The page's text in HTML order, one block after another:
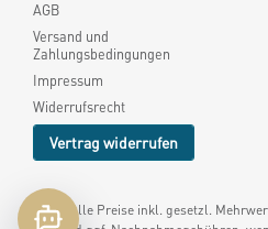
AGB
Versand und
Zahlungsbedingungen
Impressum
Widerrufsrecht
Vertrag widerrufen
* Alle Preise inkl. gesetzl.